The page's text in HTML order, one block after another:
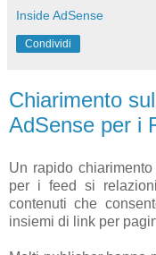
Inside AdSense
Condividi
Chiarimento
AdSense per i
Un rapido
per i feed si
contenuti che
insiemi di link per